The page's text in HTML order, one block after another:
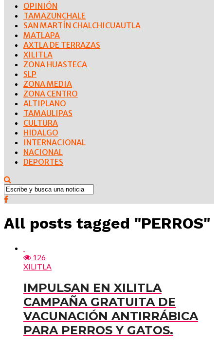
OPINIÓN
TAMAZUNCHALE
SAN MARTÍN CHALCHICUAUTLA
MATLAPA
AXTLA DE TERRAZAS
XILITLA
ZONA HUASTECA
SLP
ZONA MEDIA
ZONA CENTRO
ALTIPLANO
TAMAULIPAS
CULTURA
HIDALGO
INTERNACIONAL
NACIONAL
DEPORTES
All posts tagged "PERROS"
126
XILITLA
IMPULSAN EN XILITLA
CAMPAÑA GRATUITA DE
VACUNACIÓN ANTIRRÁBICA
PARA PERROS Y GATOS.